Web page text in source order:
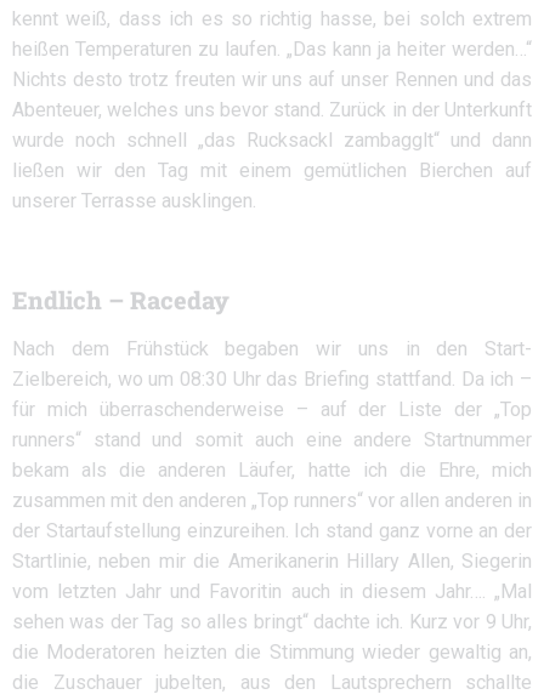
kennt weiß, dass ich es so richtig hasse, bei solch extrem
heißen Temperaturen zu laufen. „Das kann ja heiter werden…“
Nichts desto trotz freuten wir uns auf unser Rennen und das
Abenteuer, welches uns bevor stand. Zurück in der Unterkunft
wurde noch schnell „das Rucksackl zambagglt“ und dann
ließen wir den Tag mit einem gemütlichen Bierchen auf
unserer Terrasse ausklingen.
Endlich – Raceday
Nach dem Frühstück begaben wir uns in den Start-
Zielbereich, wo um 08:30 Uhr das Briefing stattfand. Da ich –
für mich überraschenderweise – auf der Liste der „Top
runners“ stand und somit auch eine andere Startnummer
bekam als die anderen Läufer, hatte ich die Ehre, mich
zusammen mit den anderen „Top runners“ vor allen anderen in
der Startaufstellung einzureihen. Ich stand ganz vorne an der
Startlinie, neben mir die Amerikanerin Hillary Allen, Siegerin
vom letzten Jahr und Favoritin auch in diesem Jahr…. „Mal
sehen was der Tag so alles bringt“ dachte ich. Kurz vor 9 Uhr,
die Moderatoren heizten die Stimmung wieder gewaltig an,
die Zuschauer jubelten, aus den Lautsprechern schallte